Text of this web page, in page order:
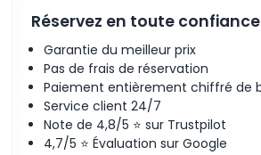
Réservez en toute confiance
Garantie du meilleur prix
Pas de frais de réservation
Paiement entièrement chiffré de
Service client 24/7
Note de 4,8/5 ⭐ sur Trustpilot
4,7/5 ⭐ Évaluation sur Google